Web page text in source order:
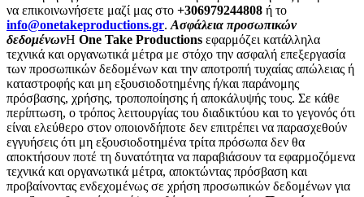
να επικοινωνήσετε μαζί μας στο +306979244808 ή το
info@onetakeproductions.gr. Ασφάλεια προσωπικών
δεδομένωνΗ One Take Productions εφαρμόζει κατάλληλα
τεχνικά και οργανωτικά μέτρα με στόχο την ασφαλή επεξεργασία
των προσωπικών δεδομένων και την αποτροπή τυχαίας απώλειας ή
καταστροφής και μη εξουσιοδοτημένης ή/και παράνομης
πρόσβασης, χρήσης, τροποποίησης ή αποκάλυψής τους. Σε κάθε
περίπτωση, ο τρόπος λειτουργίας του διαδικτύου και το γεγονός ότι
είναι ελεύθερο στον οποιονδήποτε δεν επιτρέπει να παρασχεθούν
εγγυήσεις ότι μη εξουσιοδοτημένα τρίτα πρόσωπα δεν θα
αποκτήσουν ποτέ τη δυνατότητα να παραβιάσουν τα εφαρμοζόμενα
τεχνικά και οργανωτικά μέτρα, αποκτώντας πρόσβαση και
προβαίνοντας ενδεχομένως σε χρήση προσωπικών δεδομένων για